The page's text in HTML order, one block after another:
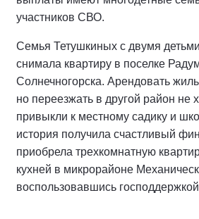
участников СВО.
Семья Тетушкиных с двумя
снимала квартиру в поселке
Солнечногорска. Арендовать
но переезжать в другой район не
привыкли к местному садику и
история получила счастливый
приобрела трехкомнатную
кухней в микрорайоне
воспользовавшись